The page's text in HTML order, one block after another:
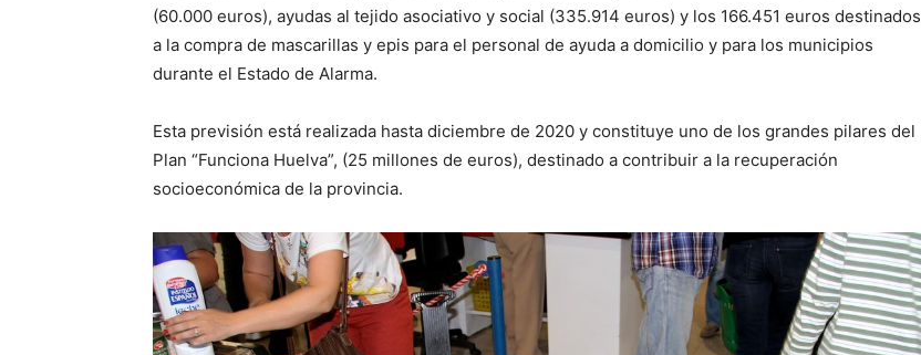
(60.000 euros), ayudas al tejido asociativo y social (335.914 euros) y los 166.451 euros destinados
a la compra de mascarillas y epis para el personal de ayuda a domicilio y para los municipios
durante el Estado de Alarma.
Esta previsión está realizada hasta diciembre de 2020 y constituye uno de los grandes pilares del
Plan “Funciona Huelva”, (25 millones de euros), destinado a contribuir a la recuperación
socioeconómica de la provincia.